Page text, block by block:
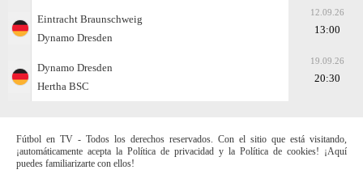
Eintracht Braunschweig
Dynamo Dresden
12.09.26
13:00
Dynamo Dresden
Hertha BSC
19.09.26
20:30
Fútbol en TV - Todos los derechos reservados. Con el sitio que está visitando,
¡automáticamente acepta la Política de privacidad y la Política de cookies! ¡Aquí
puedes familiarizarte con ellos!